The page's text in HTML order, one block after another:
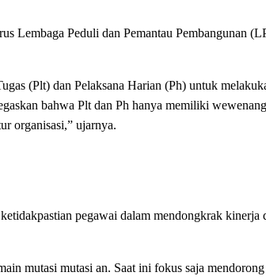
Lembaga Peduli dan Pemantau Pembangunan
(Plt) dan Pelaksana Harian (Ph) untuk
bahwa Plt dan Ph hanya memiliki
organisasi,” ujarnya.
pegawai dalam mendongkrak kinerja
mutasi mutasi an. Saat ini fokus saja